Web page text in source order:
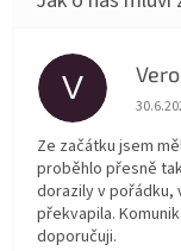
V
Ze začátku jsem
proběhlo přesně
dorazily v pořádku,
překvapila.
doporučuji.